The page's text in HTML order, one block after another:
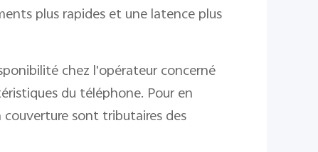
plus rapides et une latence plus
chez l'opérateur concerné
du téléphone. Pour en
couverture sont tributaires des